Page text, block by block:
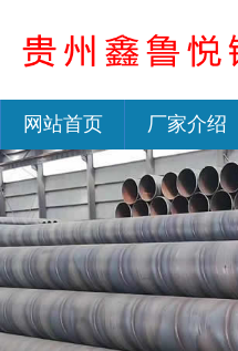
网站首页 厂家介绍